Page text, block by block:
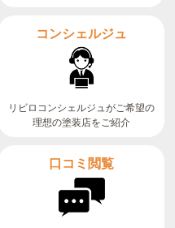
コンシェルジュ
リビロコンシェルジュがご希望の
理想の塗装店をご紹介
口コミ閲覧